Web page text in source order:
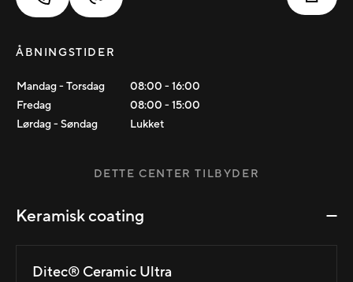
ÅBNINGSTIDER
Mandag - Torsdag 08:00 -16:00
Fredag
08:00 -15:00
Lørdag - Søndag
Lukket
DETTE CENTER TILBYDER
Keramisk coating
Ditec® Ceramic Ultra